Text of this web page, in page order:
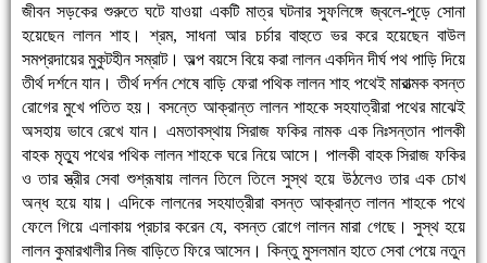
জীবন সড়কের শুরুতে ঘটে যাওয়া একটি মাত্র ঘটনার স্ফুলিঙ্গে জ্বলে-পুড়ে সোনা
হয়েছেন লালন শাহ। শ্রম, সাধনা আর চর্চার বাহুতে ভর করে হয়েছেন বাউল
সমপ্রদায়ের মুকুটহীন সম্রাট। অল্প বয়সে বিয়ে করা লালন একদিন দীর্ঘ পথ পাড়ি দিয়ে
তীর্থ দর্শনে যান। তীর্থ দর্শন শেষে বাড়ি ফেরা পথিক লালন শাহ পথেই মারাত্মক বসন্ত
রোগের মুখে পতিত হয়। বসন্তে আক্রান্ত লালন শাহকে সহযাত্রীরা পথের মাঝেই
অসহায় ভাবে রেখে যান। এমতাবস্থায় সিরাজ ফকির নামক এক নিঃসন্তান পালকী
বাহক মৃত্যু পথের পথিক লালন শাহকে ঘরে নিয়ে আসে। পালকী বাহক সিরাজ ফকির
ও তার স্ত্রীর সেবা শুশ্রূষায় লালন তিলে তিলে সুস্থ হয়ে উঠলেও তার এক চোখ
অন্ধ হয়ে যায়। এদিকে লালনের সহযাত্রীরা বসন্ত আক্রান্ত লালন শাহকে পথে
ফেলে গিয়ে এলাকায় প্রচার করেন যে, বসন্ত রোগে লালন মারা গেছে। সুস্থ হয়ে
লালন কুমারখালীর নিজ বাড়িতে ফিরে আসেন। কিন্তু মুসলমান হাতে সেবা পেয়ে নতুন